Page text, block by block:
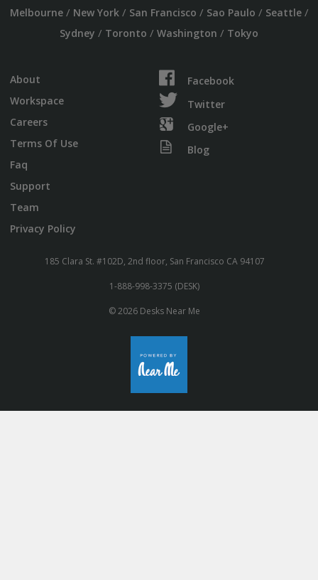
Melbourne/ New York/ San Francisco / Sao Paulo / Seattle/
Sydney / Toronto / Washington / Tokyo
About
Workspace
Careers
Terms Of Use
Faq
Support
Team
Privacy Policy
Facebook
Twitter
Google+
Blog
185 Clara St. #102D, 2nd floor, San Francisco CA 94107
1-888-998-3375 (DESK)
© 2026 Desks Near Me